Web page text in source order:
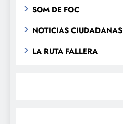
SOM DE FOC
NOTICIAS CIUDADANAS
LA RUTA FALLERA